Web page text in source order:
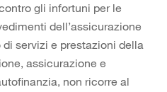
gli infortuni per le
dell’assicurazione
servizi e prestazioni della
assicurazione e
non ricorre al